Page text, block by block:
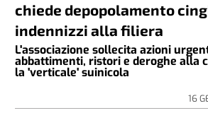
chiede depopolamento
indennizzi alla filiera
L'associazione sollecita azioni
abbattimenti, ristori e deroghe alla
la 'verticale' suinicola
16